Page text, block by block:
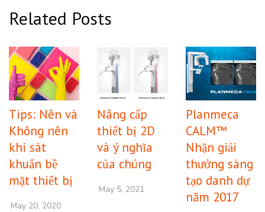
Related Posts
Tips: Nên và
Không nên
khi sát
khuẩn bề
mặt thiết bị
May 20, 2020
Nâng cấp
thiết bị 2D
và ý nghĩa
của chúng
May 5, 2021
Planmeca
CALM™
Nhận giải
thưởng sáng
tạo danh dự
năm 2017